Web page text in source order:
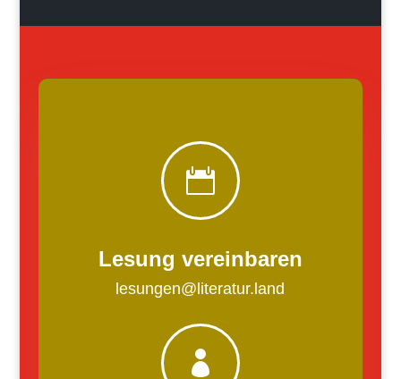

Lesung vereinbaren
lesungen@literatur.land
